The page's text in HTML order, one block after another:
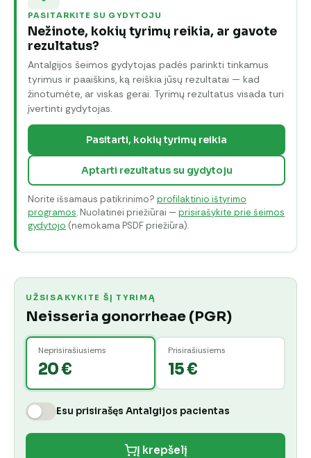
PASITARKITE SU GYDYTOJU
Nežinote, kokių tyrimų reikia, ar gavote
rezultatus?
Antalgijos šeimos gydytojas padės parinkti tinkamus
tyrimus ir paaiškins, ką reiškia jūsų rezultatai — kad
žinotumėte, ar viskas gerai. Tyrimų rezultatus visada turi
įvertinti gydytojas.
Pasitarti, kokių tyrimų reikia
Aptarti rezultatus su gydytoju
Norite išsamaus patikrinimo? profilaktinio ištyrimo
programos. Nuolatinei priežiūrai —prisirašykite prie šeimos
gydytojo (nemokama PSDF priežiūra).
UŽSISAKYKITE ŠĮ TYRIMĄ
Neisseria gonorrheae (PGR)
Neprisirašiusiems
20 €
Prisirašiusiems
15 €
Esu prisirašęs Antalgijos pacientas
Į krepšelį